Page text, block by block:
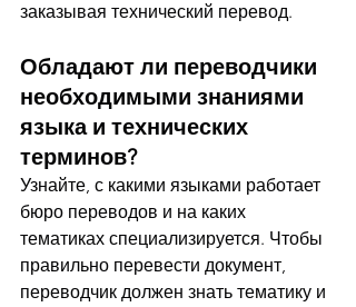
заказывая технический перевод.
Обладают ли переводчики
необходимыми знаниями
языка и технических
терминов?
Узнайте, с какими языками работает
бюро переводов и на каких
тематиках специализируется. Чтобы
правильно перевести документ,
переводчик должен знать тематику и